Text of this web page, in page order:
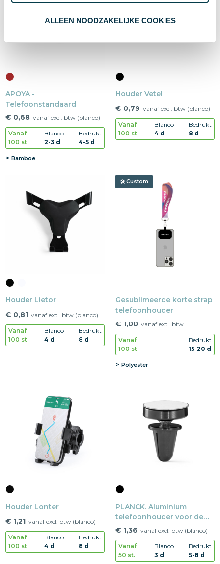
ALLEEN NOODZAKELIJKE COOKIES
APOYA -
Telefoonstandaard
€ 0,68 vanaf excl. btw (blanco)
Vanaf
100 st.
Blanco
2-3 d
Bedrukt
4-5 d
Bamboe
Houder Vetel
€ 0,79 vanaf excl. btw (blanco)
Vanaf
100 st.
Blanco
4 d
Bedrukt
8 d
Houder Lietor
€ 0,81 vanaf excl. btw (blanco)
Vanaf
100 st.
Blanco
4 d
Bedrukt
8 d
Custom
Gesublimeerde korte strap
telefoonhouder
€ 1,00 vanaf excl. btw
Vanaf
100 st.
Bedrukt
15-20 d
Polyester
Houder Lonter
€ 1,21 vanaf excl. btw (blanco)
Vanaf
100 st.
Blanco
4 d
Bedrukt
8 d
PLANCK. Aluminium
telefoonhouder voor de
auto
€ 1,36 vanaf excl. btw (blanco)
Vanaf
50 st.
Blanco
3 d
Bedrukt
5-8 d